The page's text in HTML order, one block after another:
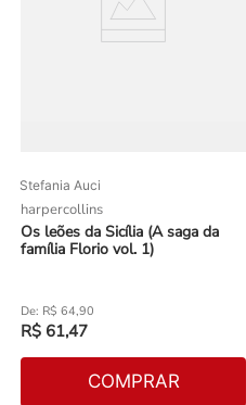
Stefania Auci
harpercollins
Os leões da Sicília (A saga da
família Florio vol. 1)
R$ 64,90
R$ 61,47
COMPRAR